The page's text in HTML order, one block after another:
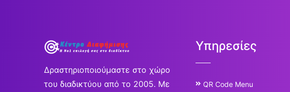
Δραστηριοποιούμαστε στο χώρο
του διαδικτύου από το 2005. Με
Υπηρεσίες
QR Code Menu